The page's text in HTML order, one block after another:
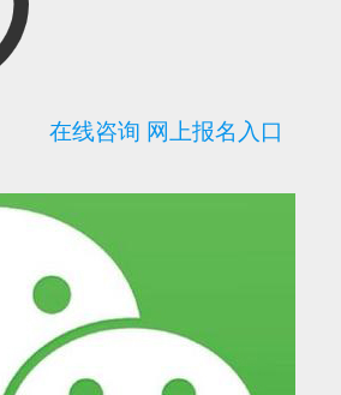
网络警察提醒你 诚信网站
在线咨询 网上报名入口